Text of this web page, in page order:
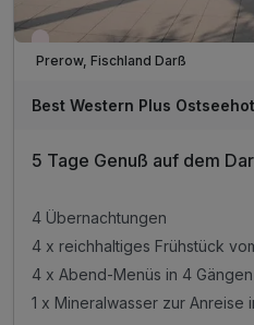
Wieder frei ab September
Prerow, Fischland Darß
Best Western Plus
5 Tage Genuß auf dem
4 Übernachtungen
4 x reichhaltiges Frühstück
4 x Abend-Menüs in 4 Gängen
1 x Mineralwasser zur Anreise